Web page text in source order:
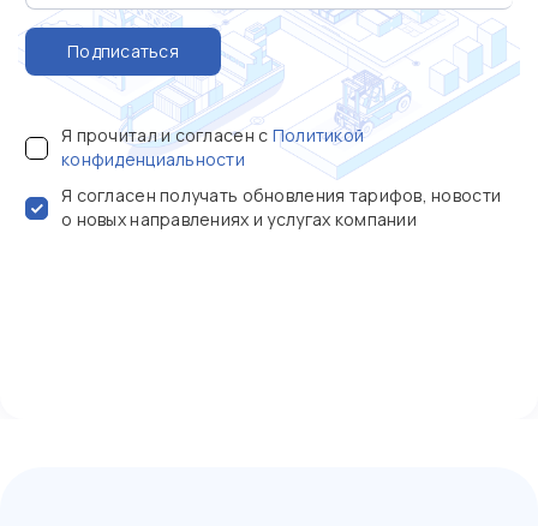
Подписаться
Я прочитал и согласен с Политикой
конфиденциальности
Я согласен получать обновления тарифов, новости
о новых направлениях и услугах компании